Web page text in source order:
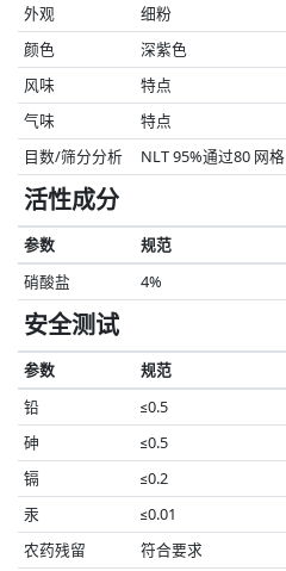
外观
细粉
颜色
深紫色
风味
特点
气味
特点
目数/筛分分析
NLT 95%通过80 网格
活性成分
参数 规范
硝酸盐
4%
安全测试
参数 规范
铅
≤0.5
砷
≤0.5
镉
≤0.2
汞
≤0.01
农药残留
符合要求